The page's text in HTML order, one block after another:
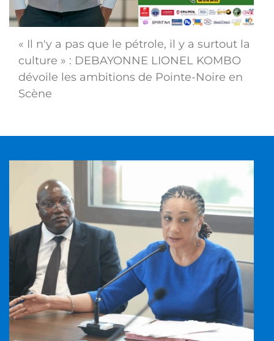
« Il n'y a pas que le pétrole, il y a surtout la
culture » : DEBAYONNE LIONEL KOMBO
dévoile les ambitions de Pointe-Noire en
Scène